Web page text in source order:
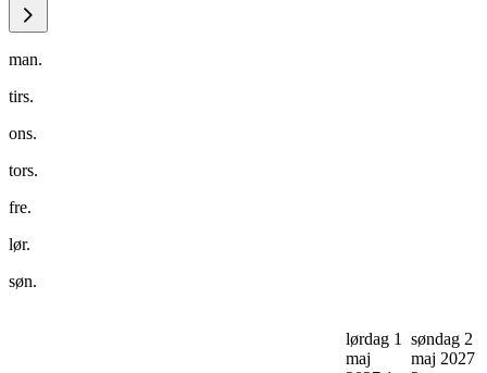
man.
tirs.
ons.
tors.
fre.
lør.
søn.
lørdag 1
maj
søndag 2
maj 2027